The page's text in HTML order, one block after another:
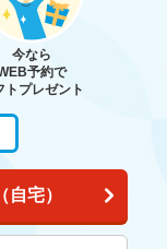
今なら
予約で
トプレゼント
宅）